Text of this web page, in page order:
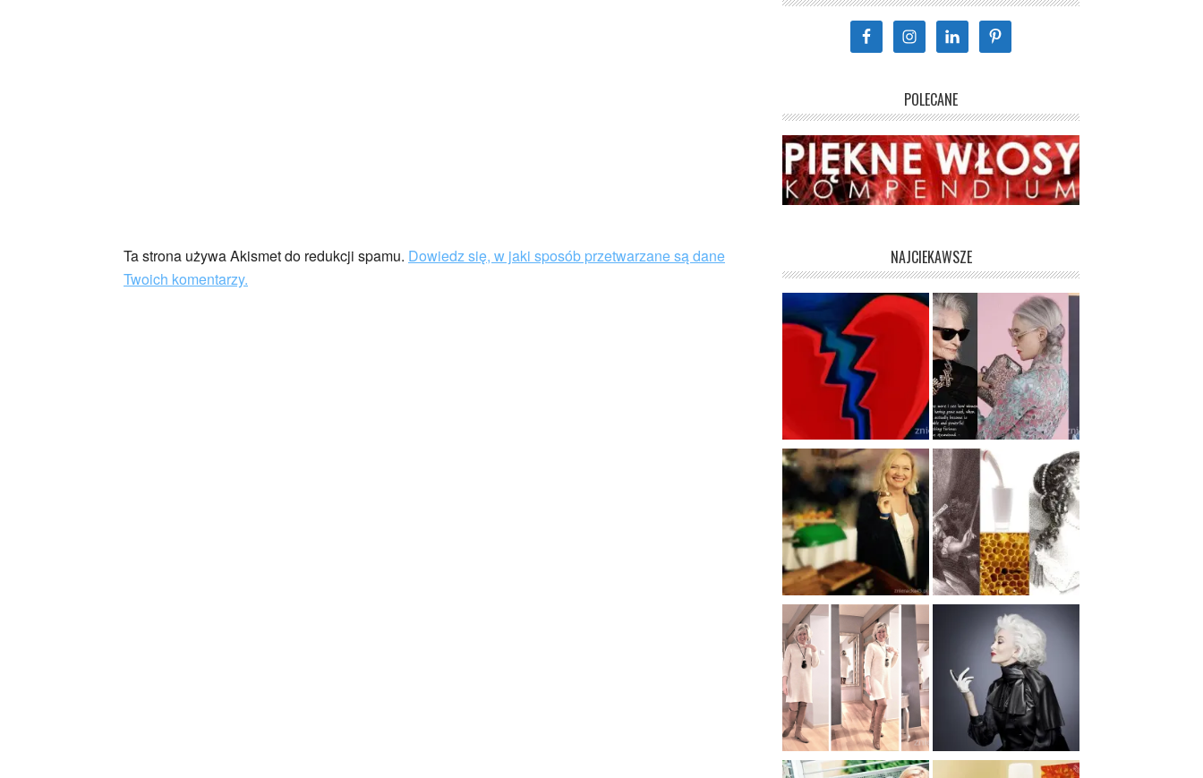
Ta strona używa Akismet do redukcji spamu. Dowiedz się, w jaki sposób przetwarzane są dane
Twoich komentarzy.
POLECANE
NAJCIEKAWSZE